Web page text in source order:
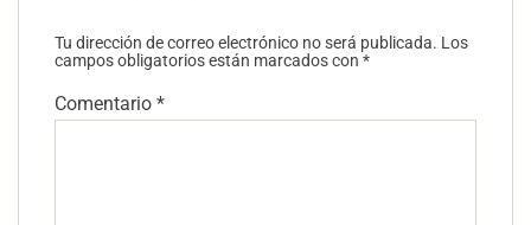
Tu dirección de correo electrónico no será publicada. Los
campos obligatorios están marcados con *
Comentario *